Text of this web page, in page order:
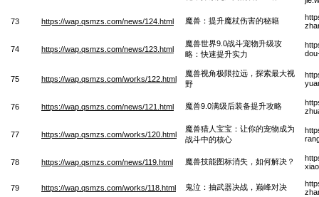
73 https://wap.qsmzs.com/news/124.html 魔兽：提升魔杖伤害的秘籍
74 https://wap.qsmzs.com/news/123.html
魔兽世界9.0战斗宠物升级攻
略：快速提升实力
75 https://wap.qsmzs.com/works/122.html
魔兽视角极限拉远，探索最大视
野
76 https://wap.qsmzs.com/news/121.html 魔兽9.0满级后装备提升攻略
77 https://wap.qsmzs.com/works/120.html
魔兽猎人宝宝：让你的宠物成为
战斗中的核心
78 https://wap.qsmzs.com/news/119.html 魔兽技能图标消失，如何解决？
79 https://wap.qsmzs.com/works/118.html 鬼泣：抽武器决战，巅峰对决